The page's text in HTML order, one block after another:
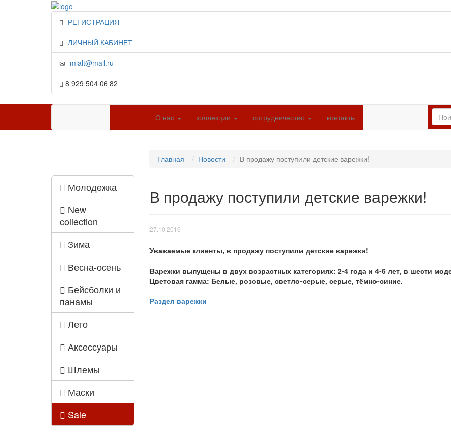
РЕГИСТРАЦИЯ
ЛИЧНЫЙ КАБИНЕТ
mialt@mail.ru
8 929 504 06 82
О нас коллекции сотрудничество контакты
Молодежка
New
collection
Зима
Весна-осень
Бейсболки и
панамы
Лето
Аксессуары
Шлемы
Маски
Sale
Главная Новости В продажу поступили детские варежки!
В продажу поступили детские варежки!
27.10.2016
Уважаемые клиенты, в продажу поступили детские варежки!
Варежки выпущены в двух возрастных категориях: 2-4 года и 4-6 лет, в шести
Цветовая гамма: Белые, розовые, светло-серые, серые, тёмно-синие.
Раздел варежки